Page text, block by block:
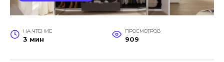
НА ЧТЕНИЕ
3 мин
ПРОСМОТРОВ
909